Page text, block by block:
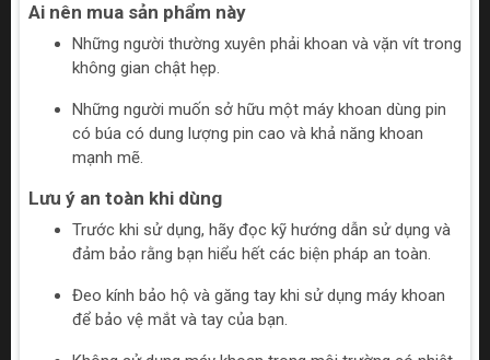
Ai nên mua sản phẩm này
Những người thường xuyên phải khoan và vặn vít trong
không gian chật hẹp.
Những người muốn sở hữu một máy khoan dùng pin
có búa có dung lượng pin cao và khả năng khoan
mạnh mẽ.
Lưu ý an toàn khi dùng
Trước khi sử dụng, hãy đọc kỹ hướng dẫn sử dụng và
đảm bảo rằng bạn hiểu hết các biện pháp an toàn.
Đeo kính bảo hộ và găng tay khi sử dụng máy khoan
để bảo vệ mắt và tay của bạn.